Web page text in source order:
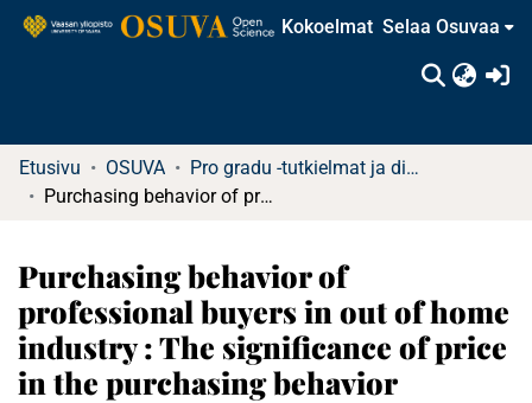
Kokoelmat Selaa Osuvaa
Etusivu OSUVA
Pro gradu -tutkielmat ja diplomityöt
Purchasing behavior of professional buyers in out of home industry : The significance of price in the purchasing behavior
Purchasing behavior of
professional buyers in out of home
industry : The significance of price
in the purchasing behavior